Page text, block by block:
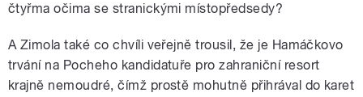
čtyřma očima se stranickými místopředsedy?
A Zimola také co chvíli veřejně trousil, že je Hamáčkovo
trvání na Pocheho kandidatuře pro zahraniční resort
krajně nemoudré, čímž prostě mohutně přihrával do karet